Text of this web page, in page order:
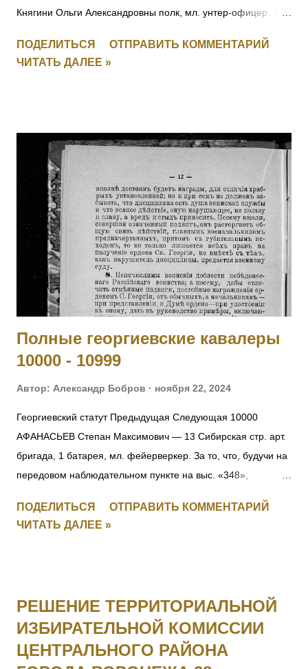
Княгини Ольги Александровны полк, мл. унтер-офицер. За
Заменен, IV-271156] 4008 Фамилия не установлена. 4009
ПЕРЕТЫКИН Василий Васильевич (стан. Челябинская) — 3
ЛАРИН Николай — 21 саперный батальон, 2 рота, мл.
унтер-офицер. За мужество и храбрость в боях с
австрийцами с 29.05 по 16.06.1915. 4013 БОГДАНОВ
Василий — 293 пех. Ижорский полк, 2 рота, ст. унтер-
офицер. За мужество и храбрость в боях с австрийцами с
23 по 29.05.1915. 4014 СЕРГЕЕВ Василий — 295 пех.
Свирский полк, 11 рота, подпрапорщик. За отличие в боях с
23 по 28.06.1915. 4015 ДЕМЯНОВ Петр — 295 пех.
Свирский полк, пулеметная команда, фельдфебель. За от...
ПОДЕЛИТЬСЯ
ОТПРАВИТЬ КОММЕНТАРИЙ
ЧИТАТЬ ДАЛЕЕ »
Полные георгиевские кавалеры
10000 - 10999
Автор: Александр Бобров ноября 22, 2024
Георгиевский статут Предыдущая Следующая 10000
АФАНАСЬЕВ Степан Максимович — 13 Сибирская стр. арт.
бригада, 1 батарея, мл. фейерверкер. За то, что, будучи на
передовом наблюдательном пункте на выс. «348»,
неприятельской артиллерии, а также подвергаясь
ружейному и пулеметному обстрелу, открыл движение
10001 Фамилия не установлена. 10002 ЮНКЕР Людвиг
внебрачный — 1 Усть-Двинский латышский стр. батальон, 1
рота, подпрапорщик. За то, что в бою 5.07.1916, при атакеу
ПОДЕЛИТЬСЯ
ОТПРАВИТЬ КОММЕНТАРИЙ
ЧИТАТЬ ДАЛЕЕ »
РЕШЕНИЕ ТЕРРИТОРИАЛЬНОЙ
ИЗБИРАТЕЛЬНОЙ КОМИССИИ
ЦЕНТРАЛЬНОГО РАЙОНА